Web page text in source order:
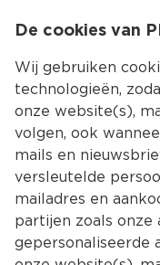
De cookies van
Wij gebruiken
technologieën,
onze website(s),
volgen, ook
mails en
versleutelde
mailadres en
partijen zoals
gepersonaliseerde